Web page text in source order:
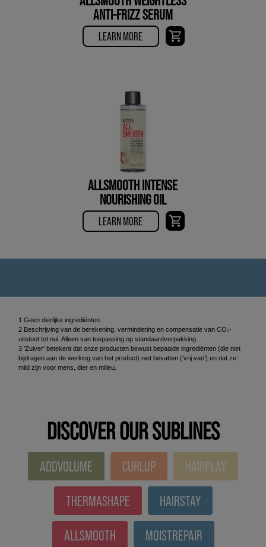
ANTI-FRIZZ SERUM
LEARN MORE
ALLSMOOTH INTENSE
NOURISHING OIL
LEARN MORE
1 Geen dierlijke ingrediënten.
2 Beschrijving van de berekening, vermindering en compensatie van CO₂-
uitstoot tot nul. Alleen van toepassing op standaardverpakking.
3 'Zuiver' betekent dat onze producten bewust bepaalde ingrediënten (die niet
bijdragen aan de werking van het product) niet bevatten (‘vrij van’) en dat ze
mild zijn voor mens, dier en milieu.
DISCOVER OUR SUBLINES
ADDVOLUME CURLUP
HAIRPLAY
THERMASHAPE
HAIRSTAY
ALLSMOOTH
MOISTREPAIR